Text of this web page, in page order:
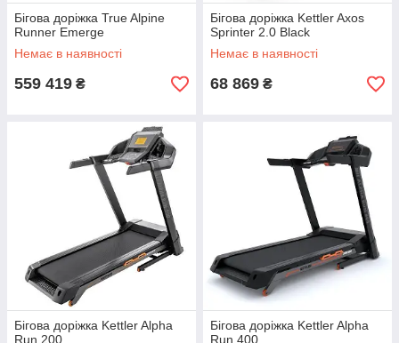
Бігова доріжка True Alpine
Runner Emerge
Немає в наявності
559 419 ₴
Бігова доріжка Kettler Axos
Sprinter 2.0 Black
Немає в наявності
68 869 ₴
Бігова доріжка Kettler Alpha
Run 200
Бігова доріжка Kettler Alpha
Run 400